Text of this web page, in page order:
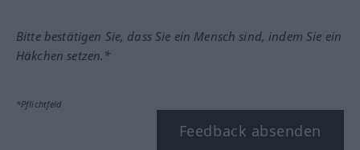
Bitte bestätigen Sie, dass Sie ein Mensch sind, indem Sie ein
Häkchen setzen.*
*Pflichtfeld
Feedback absenden